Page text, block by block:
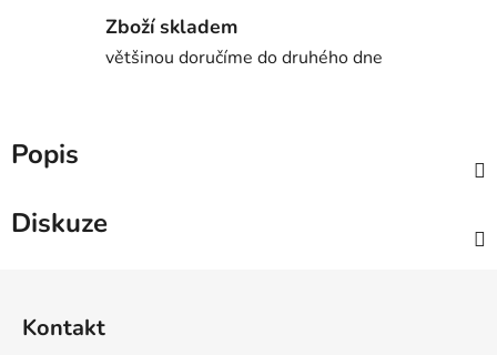
Zboží skladem
většinou doručíme do druhého dne
Popis
Diskuze
Kontakt